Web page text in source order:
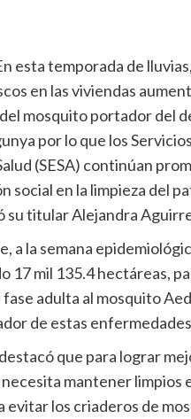
esta temporada de
en las viviendas
mosquito portador del
por lo que los Servicios
(SESA) continúan
social en la limpieza del
su titular Alejandra
a la semana
17 mil 135.4 hectáreas,
fase adulta al mosquito
de estas
que para lograr
mantener limpios
evitar los criaderos de